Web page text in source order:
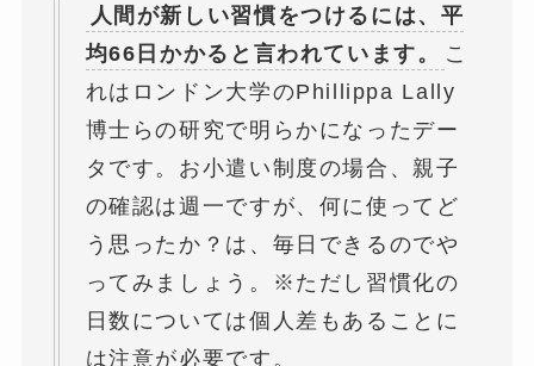
人間が新しい習慣をつけるには、平
均66日かかると言われています。
こ
れはロンドン大学のPhillippa Lally
博士らの研究で明らかになったデー
タです。お小遣い制度の場合、親子
の確認は週一ですが、何に使ってど
う思ったか？は、毎日できるのでや
ってみましょう。※ただし習慣化の
日数については個人差もあることに
は注意が必要です。